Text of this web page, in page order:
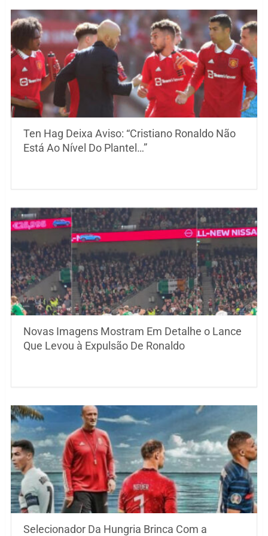
Ten Hag Deixa Aviso: “Cristiano Ronaldo Não
Está Ao Nível Do Plantel…”
Novas Imagens Mostram Em Detalhe o Lance
Que Levou à Expulsão De Ronaldo
Selecionador Da Hungria Brinca Com a